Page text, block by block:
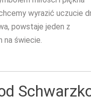
wyrazić uczucie
powstaje jeden z
na świecie.